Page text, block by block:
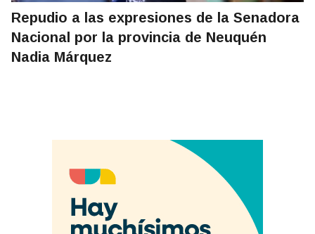
Repudio a las expresiones de la Senadora
Nacional por la provincia de Neuquén
Nadia Márquez